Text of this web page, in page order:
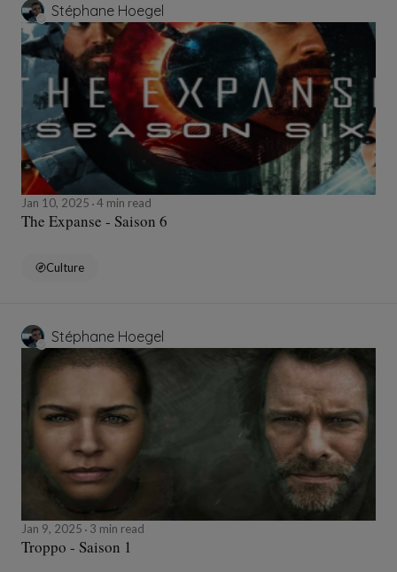
Stéphane Hoegel
Jan 10, 2025 4 min read
The Expanse - Saison 6
Culture
Stéphane Hoegel
Jan 9, 2025 3 min read
Troppo - Saison 1